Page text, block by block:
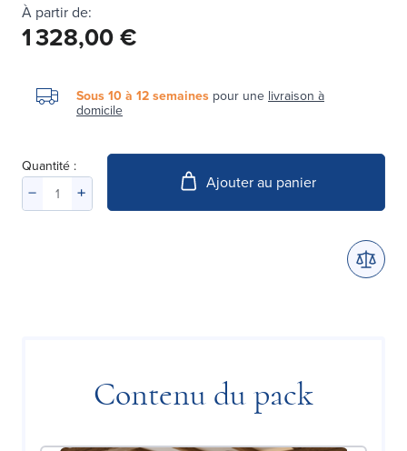
À partir de:
1 328,00 €
Sous 10 à 12 semaines pour une livraison à
domicile
Quantité :
Ajouter au panier
Contenu du pack